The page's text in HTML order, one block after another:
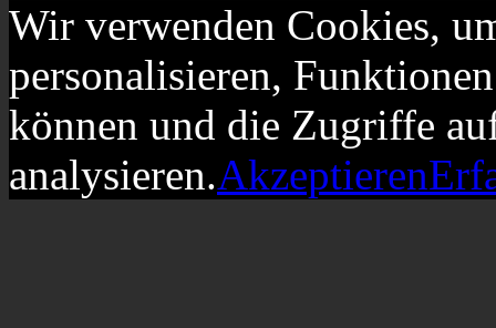
Wir verwenden Cookies,
personalisieren,
können und die Zugriffe
analysieren.Akzeptieren